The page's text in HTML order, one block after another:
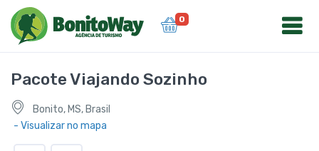
0
Pacote Viajando Sozinho
Bonito, MS, Brasil
- Visualizar no mapa